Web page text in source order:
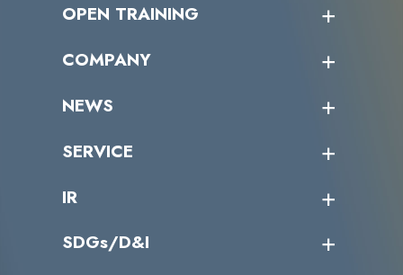
OPEN TRAINING
受講者の声
COMPANY
トップメッセージ
ミッション／ビジョン
パートナー企業一覧
NEWS
サイバーニュース
SERVICE
カテゴリー別サービス一覧
IR
IRカレンダー
SDGs/D&I